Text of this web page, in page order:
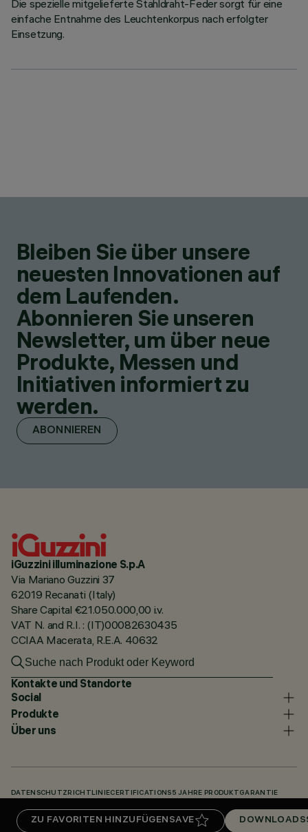
ZU FAVORITEN HINZUFÜGEN SAVE DOWNLOADS
Die spezielle mitgelieferte Stahldraht-Feder sorgt für eine
einfache Entnahme des Leuchtenkorpus nach erfolgter
Einsetzung.
Bleiben Sie über unsere
neuesten Innovationen auf
dem Laufenden.
Abonnieren Sie unseren
Newsletter, um über neue
Produkte, Messen und
Initiativen informiert zu
werden.
ABONNIEREN
iGuzzini illuminazione S.p.A
Via Mariano Guzzini 37
62019 Recanati (Italy)
Share Capital €21.050.000,00 i.v.
VAT N. and R.I. : (IT)00082630435
CCIAA Macerata, R.E.A. 40632
Kontakte und Standorte
Social
Produkte
Über uns
DATENSCHUTZRICHTLINIECERTIFICATIONS 5 JAHRE PRODUKTGARANTIE
UNSERE CODES KNOWLEDGE BASE (LOGIN REQUIRED) DOWNLOADS